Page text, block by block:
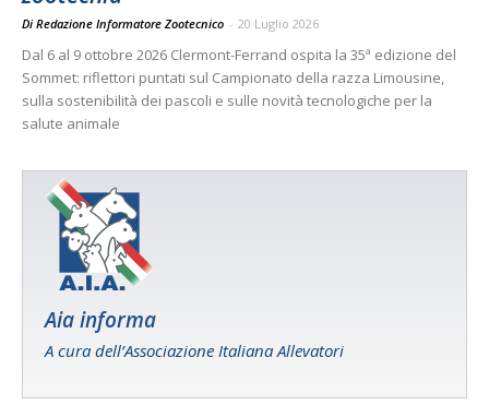
Di Redazione Informatore Zootecnico - 20 Luglio 2026
Dal 6 al 9 ottobre 2026 Clermont-Ferrand ospita la 35ª edizione del
Sommet: riflettori puntati sul Campionato della razza Limousine,
sulla sostenibilità dei pascoli e sulle novità tecnologiche per la
salute animale
Aia informa
A cura dell’Associazione Italiana Allevatori